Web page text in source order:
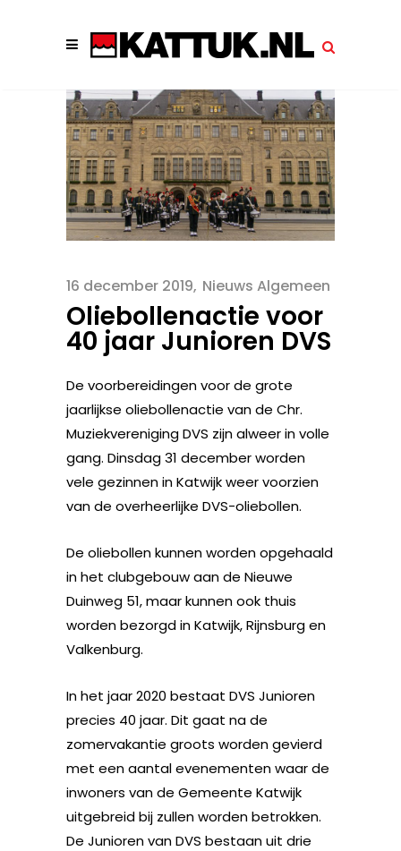
16 december 2019 Nieuws Algemeen
Oliebollenactie voor
40 jaar Junioren DVS
De voorbereidingen voor de grote
jaarlijkse oliebollenactie van de Chr.
Muziekvereniging DVS zijn alweer in volle
gang. Dinsdag 31 december worden
vele gezinnen in Katwijk weer voorzien
van de overheerlijke DVS-oliebollen.
De oliebollen kunnen worden opgehaald
in het clubgebouw aan de Nieuwe
Duinweg 51, maar kunnen ook thuis
worden bezorgd in Katwijk, Rijnsburg en
Valkenburg.
In het jaar 2020 bestaat DVS Junioren
precies 40 jaar. Dit gaat na de
zomervakantie groots worden gevierd
met een aantal evenementen waar de
inwoners van de Gemeente Katwijk
uitgebreid bij zullen worden betrokken.
De Junioren van DVS bestaan uit drie